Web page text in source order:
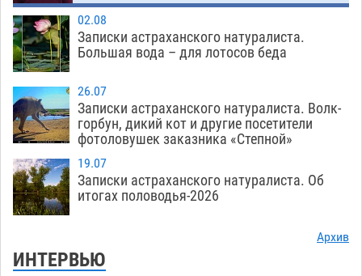
Загрузить еще
02.08
Записки астраханского натуралиста.
Большая вода – для лотосов беда
26.07
Записки астраханского натуралиста. Волк-
горбун, дикий кот и другие посетители
фотоловушек заказника «Степной»
19.07
Записки астраханского натуралиста. Об
итогах половодья-2026
Архив
ИНТЕРВЬЮ